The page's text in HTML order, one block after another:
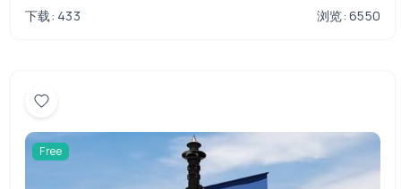
下载: 433 浏览: 6550
Free